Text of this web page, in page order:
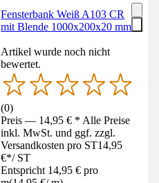
Fensterbank Weiß A103 CR
mit Blende 1000x200x20 mm
Artikel wurde noch nicht
bewertet.
(0)
Preis — 14,95 € * Alle Preise
inkl. MwSt. und ggf. zzgl.
Versandkosten pro ST14,95
€*/ ST
Entspricht 14,95 € pro